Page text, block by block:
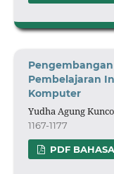
Pembelajaran
Komputer
Yudha Agung
1167-1177
PDF